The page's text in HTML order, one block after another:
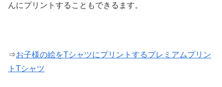
んにプリントすることもできるます。
⇒お子様の絵をTシャツにプリントするプレミアムプリン
トTシャツ